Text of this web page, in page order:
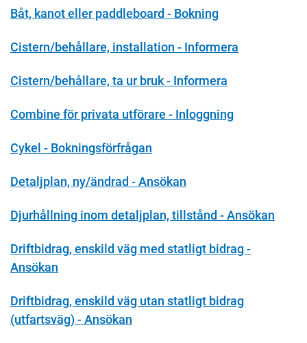
Båt, kanot eller paddleboard - Bokning
Cistern/behållare, installation - Informera
Cistern/behållare, ta ur bruk - Informera
Combine för privata utförare - Inloggning
Cykel - Bokningsförfrågan
Detaljplan, ny/ändrad - Ansökan
Djurhållning inom detaljplan, tillstånd - Ansökan
Driftbidrag, enskild väg med statligt bidrag -
Ansökan
Driftbidrag, enskild väg utan statligt bidrag
(utfartsväg) - Ansökan